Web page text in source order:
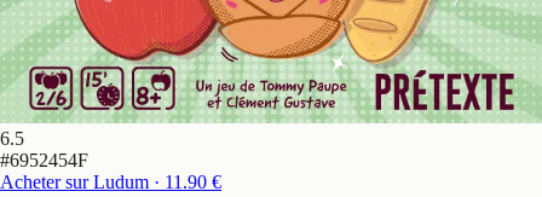
6.5
#6952454F
Acheter sur Ludum · 11.90 €